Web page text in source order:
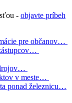
- objavte príbeh
pre občanov…
v meste…
ponad železnicu…